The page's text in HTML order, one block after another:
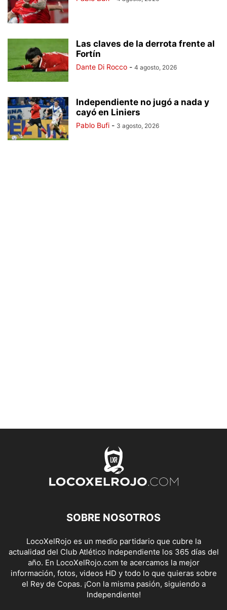
Las claves de la derrota frente al
Fortín
Dante Di Rocco - 4 agosto, 2026
Independiente no jugó a nada y
cayó en Liniers
Pablo Bufi - 3 agosto, 2026
SOBRE NOSOTROS
LocoXelRojo es un medio partidario que cubre la
actualidad del Club Atlético Independiente los 365 días del
año. En LocoXelRojo.com te acercamos la mejor
información, fotos, videos HD y todo lo que quieras sobre
el Rey de Copas. ¡Con la misma pasión, siguiendo a
Independiente!